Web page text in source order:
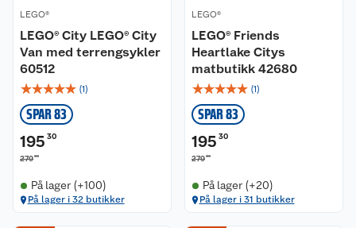
LEGO®
LEGO® City LEGO® City
Van med terrengsykler
60512
☆☆☆☆☆ (1)
SPAR 83
195 30
27900
På lager (+100)
På lager i 32 butikker
LEGO®
LEGO® Friends
Heartlake Citys
matbutikk 42680
☆☆☆☆☆ (1)
SPAR 83
195 30
27900
På lager (+20)
På lager i 31 butikker